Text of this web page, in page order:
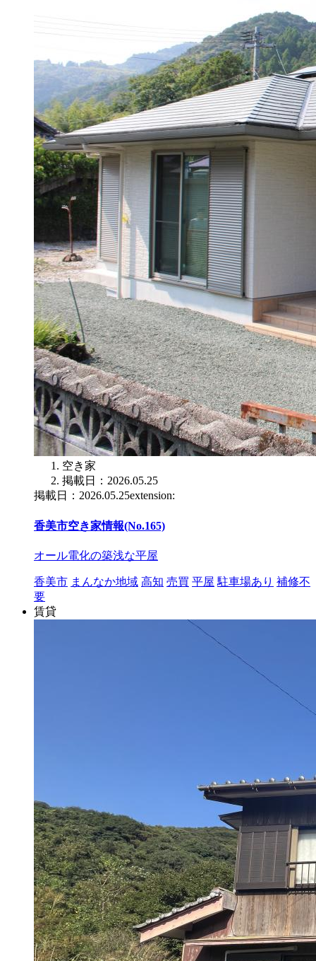
空き家
掲載日：2026.05.25
掲載日：2026.05.25extension:
香美市空き家情報(No.165)
オール電化の築浅な平屋
香美市 まんなか地域 高知 売買 平屋 駐車場あり 補修不
要
賃貸